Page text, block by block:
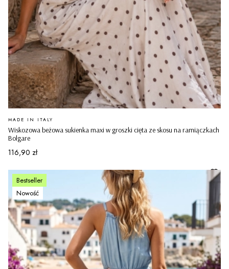
Wiskozowa beżowa sukienka maxi w groszki cięta ze skosu na ramiączkach
Bolgare
PRODUCENT
MADE IN ITALY
Cena
116,90 zł
Bestseller
Nowość